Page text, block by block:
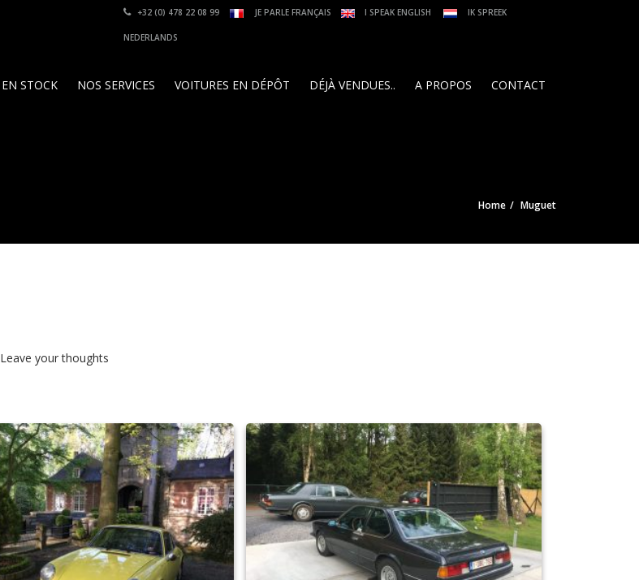
+32 (0) 478 22 08 99 JE PARLE FRANÇAIS I SPEAK ENGLISH IK SPREEK
NEDERLANDS
EN STOCK NOS SERVICES VOITURES EN DÉPÔT DÉJÀ VENDUES.. A PROPOS CONTACT
Home Muguet
Leave your thoughts